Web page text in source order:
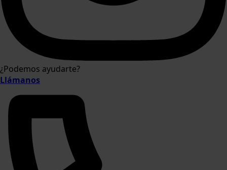
¿Podemos ayudarte?
Llámanos